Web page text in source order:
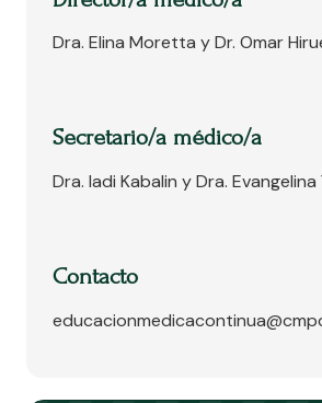
Dra. Elina Moretta y Dr. Omar
Secretario/a médico/a
Dra. ladi Kabalin y Dra.
Contacto